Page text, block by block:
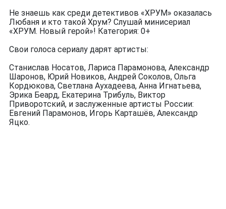
Не знаешь как среди детективов «ХРУМ» оказалась
Любаня и кто такой Хрум? Слушай минисериал
«ХРУМ. Новый герой»! Категория: 0+
Свои голоса сериалу дарят артисты:
Станислав Носатов, Лариса Парамонова, Александр
Шаронов, Юрий Новиков, Андрей Соколов, Ольга
Кордюкова, Светлана Аухадеева, Анна Игнатьева,
Эрика Беард, Екатерина Трибуль, Виктор
Приворотский, и заслуженные артисты России:
Евгений Парамонов, Игорь Карташёв, Александр
Яцко.